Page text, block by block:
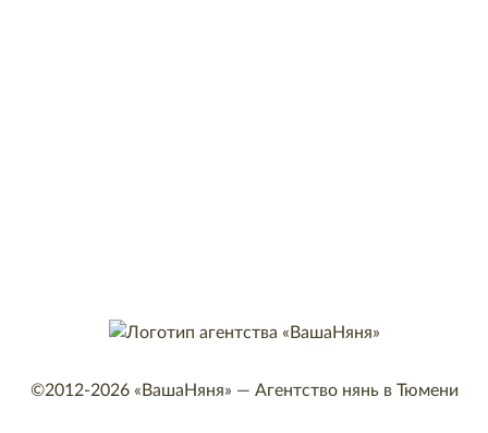
©2012-2026 «ВашаНяня» — Агентство нянь в Тюмени